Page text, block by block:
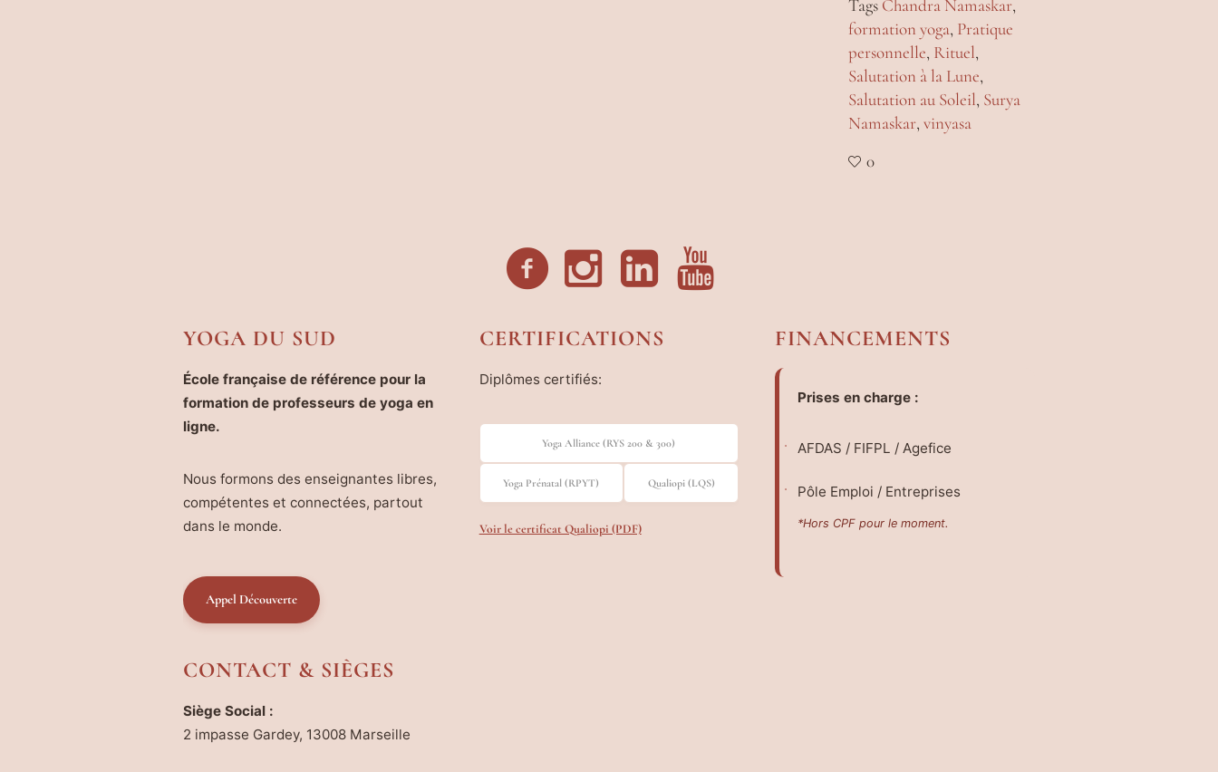
Tags Chandra Namaskar,
formation yoga, Pratique
personnelle, Rituel,
Salutation à la Lune,
Salutation au Soleil, Surya
Namaskar, vinyasa
0
YOGA DU SUD
École française de référence pour la
formation de professeurs de yoga en
ligne.
Nous formons des enseignantes libres,
compétentes et connectées, partout
dans le monde.
Appel Découverte
CERTIFICATIONS
Diplômes certifiés:
Yoga Alliance (RYS 200 & 300)
Yoga Prénatal (RPYT) Qualiopi (LQS)
Voir le certificat Qualiopi (PDF)
FINANCEMENTS
Prises en charge :
AFDAS / FIFPL / Agefice
Pôle Emploi / Entreprises
*Hors CPF pour le moment.
CONTACT & SIÈGES
Siège Social :
2 impasse Gardey, 13008 Marseille